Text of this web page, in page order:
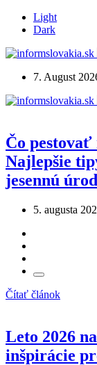
Light
Dark
7. August
Čo pestovať
Najlepšie
jesennú
5. augusta
Čítať článok
Leto 2026
inšpirácie